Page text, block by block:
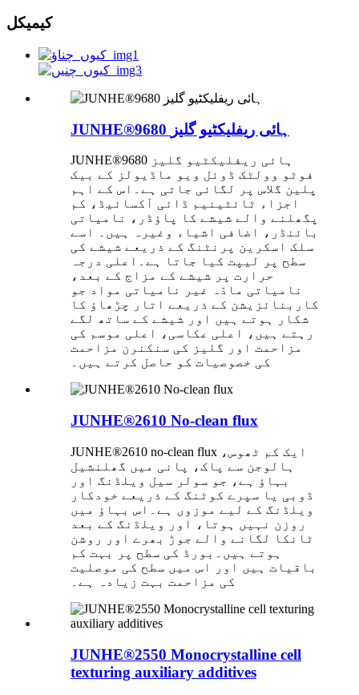
کیمیکل
JUNHE®9680 ہائی ریفلیکٹیو گلیز
JUNHE®9680 ہائی ریفلیکٹیو گلیز
فوٹو وولٹک ڈوئل ویو ماڈیولز کے بیک
پلین گلاس پر لگائی جاتی ہے۔اس کے اہم
اجزاء ٹائٹینیم ڈائی آکسائیڈ، کم
پگھلنے والے شیشے کا پاؤڈر، نامیاتی
بائنڈر، اضافی اشیاء وغیرہ ہیں۔ اسے
سلک اسکرین پرنٹنگ کے ذریعے شیشے کی
سطح پر لیپت کیا جاتا ہے۔اعلی درجہ
حرارت پر شیشے کے مزاج کے بعد،
نامیاتی مادّہ غیر نامیاتی مواد جو
کاربنائزیشن کے ذریعے اتار چڑھاؤ کا
شکار ہوتے ہیں اور شیشے کے ساتھ لگے
رہتے ہیں، اعلی عکاسی، اعلی موسم کی
مزاحمت اور گلیز کی سنکنرن مزاحمت
کی خصوصیات کو حاصل کرتے ہیں۔
JUNHE®2610 No-clean flux
JUNHE®2610 no-clean flux ایک کم ٹھوس،
ہالوجن سے پاک، پانی میں گھلنشیل
بہاؤ ہے، جو سولر سیل ویلڈنگ اور
ڈوبی یا سپرے کوٹنگ کے ذریعے خودکار
ویلڈنگ کے لیے موزوں ہے۔اس بہاؤ میں
روزن نہیں ہوتا، اور ویلڈنگ کے بعد
ٹانکا لگانے والے جوڑ بھرے اور روشن
ہوتے ہیں۔بورڈ کی سطح پر بہت کم
باقیات ہیں اور اس میں سطح کی موصلیت
کی مزاحمت بہت زیادہ ہے۔
JUNHE®2550 Monocrystalline cell
texturing auxiliary additives